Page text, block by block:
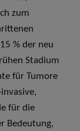
zum
% der neu
Stadium
für Tumore
für die
Bedeutung,